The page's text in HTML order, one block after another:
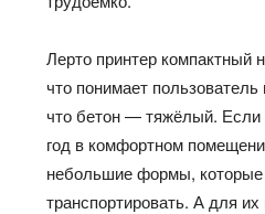
Лерто принтер компактный
что понимает
чтобетон —тяжёлый. Если
год в комфортном
небольшие формы,
транспортировать. А для